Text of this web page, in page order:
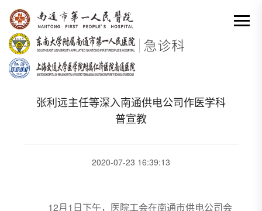
网站首页 - 科室动态详情
分类出来 
张利远主任等深入南通供电公司作医学科
普宣教
2020-07-23 16:39:13
12月1日下午，医院工会在南通市供电公司会